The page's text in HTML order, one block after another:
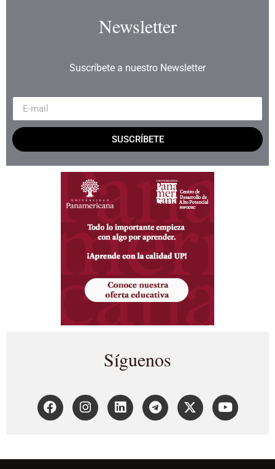
Newsletter
Suscríbete a nuestro Newsletter
SUSCRÍBETE
Síguenos